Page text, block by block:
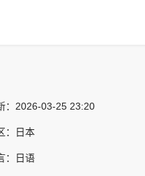
： 2026-03-25 23:20
： 日本
： 日语